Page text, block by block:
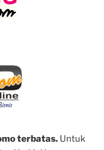
terbatas. Untuk